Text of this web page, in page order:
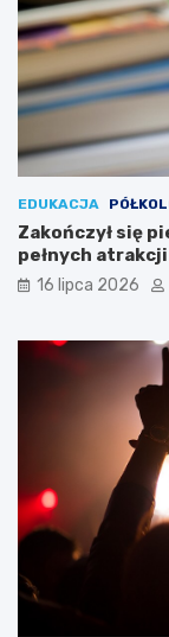
EDUKACJA
Zakończył się
pełnych atrakcji
16 lipca 2026